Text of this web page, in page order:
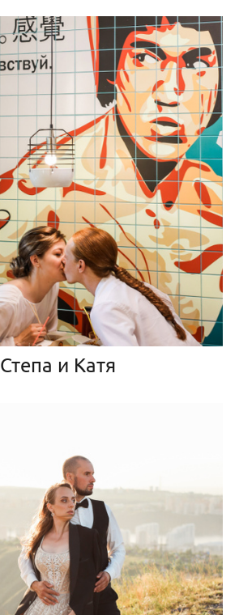
Степа и Катя